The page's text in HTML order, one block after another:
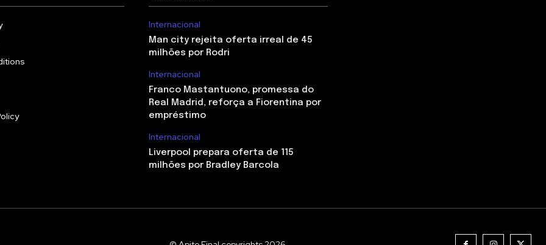
Internacional
Man city rejeita oferta irreal de 45
milhões por Rodri
Internacional
Franco Mastantuono, promessa do
Real Madrid, reforça a Fiorentina por
empréstimo
Internacional
Liverpool prepara oferta de 115
milhões por Bradley Barcola